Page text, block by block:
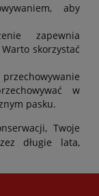
aby
zapewnia
skorzystać
w
pasku.
Twoje
długie lata,